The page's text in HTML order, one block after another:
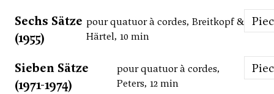
Sechs Sätze
(1955)
pour quatuor à cordes, Breitkopf &
Härtel, 10 min
Sieben Sätze
(1971-1974)
pour quatuor à cordes,
Peters, 12 min